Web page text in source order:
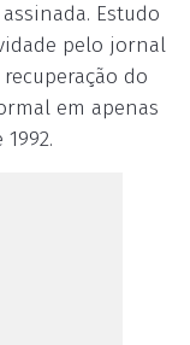
Estudo
pelo jornal
recuperação do
em apenas